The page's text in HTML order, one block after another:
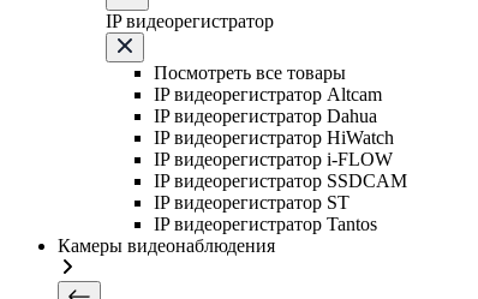
IP видеорегистратор
Посмотреть все товары
IP видеорегистратор Altcam
IP видеорегистратор Dahua
IP видеорегистратор HiWatch
IP видеорегистратор i-FLOW
IP видеорегистратор SSDCAM
IP видеорегистратор ST
IP видеорегистратор Tantos
Камеры видеонаблюдения